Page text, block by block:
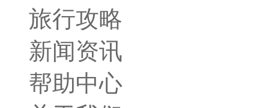
旅行攻略
新闻资讯
帮助中心